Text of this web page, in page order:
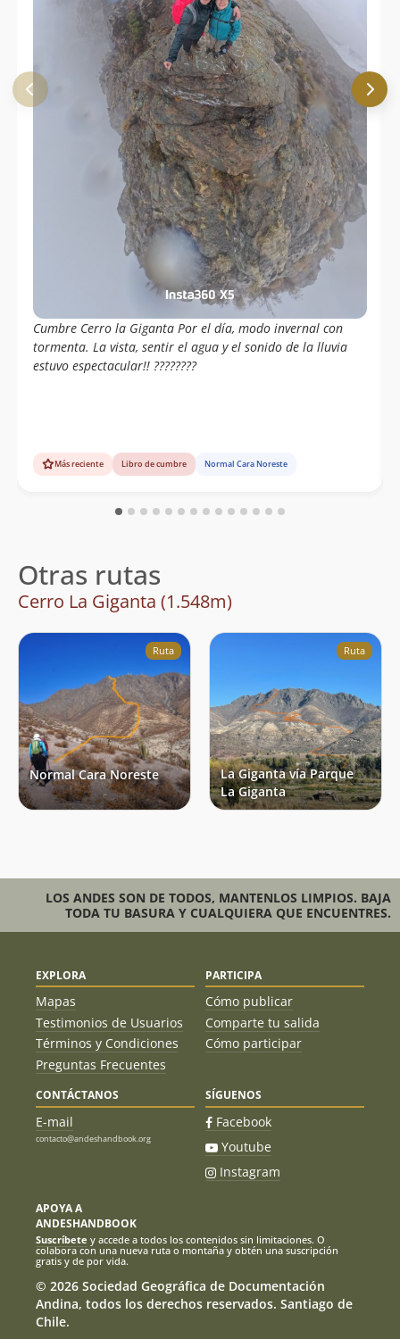
Cumbre Cerro la Giganta Por el día, modo invernal con
tormenta. La vista, sentir el agua y el sonido de la lluvia
estuvo espectacular!! ????️????
Más reciente Libro de cumbre Normal Cara Noreste
Otras rutas
Cerro La Giganta (1.548m)
Ruta
Normal Cara Noreste
Ruta
La Giganta vía Parque
La Giganta
LOS ANDES SON DE TODOS, MANTENLOS LIMPIOS. BAJA
TODA TU BASURA Y CUALQUIERA QUE ENCUENTRES.
EXPLORA
Mapas
Testimonios de Usuarios
Términos y Condiciones
Preguntas Frecuentes
PARTICIPA
Cómo publicar
Comparte tu salida
Cómo participar
CONTÁCTANOS
E-mail
contacto@andeshandbook.org
SÍGUENOS
Facebook
Youtube
Instagram
APOYA A
ANDESHANDBOOK
Suscríbete y accede a todos los contenidos sin limitaciones. O
colabora con una nueva ruta o montaña y obtén una suscripción
gratis y de por vida.
© 2026 Sociedad Geográfica de Documentación
Andina, todos los derechos reservados. Santiago de
Chile.